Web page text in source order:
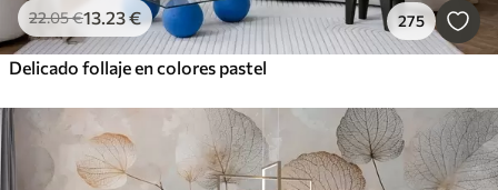
22.05€13 .23€ 275
Delicado follaje en colores pastel